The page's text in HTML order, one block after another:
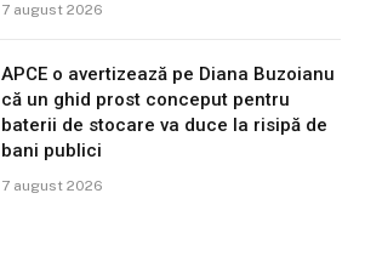
7 august 2026
APCE o avertizează pe Diana Buzoianu
că un ghid prost conceput pentru
baterii de stocare va duce la risipă de
bani publici
7 august 2026